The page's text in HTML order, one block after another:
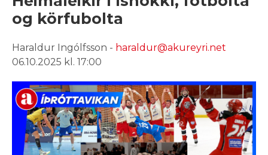
og körfubolta
Haraldur Ingólfsson - haraldur@akureyri.net
06.10.2025 kl. 17:00